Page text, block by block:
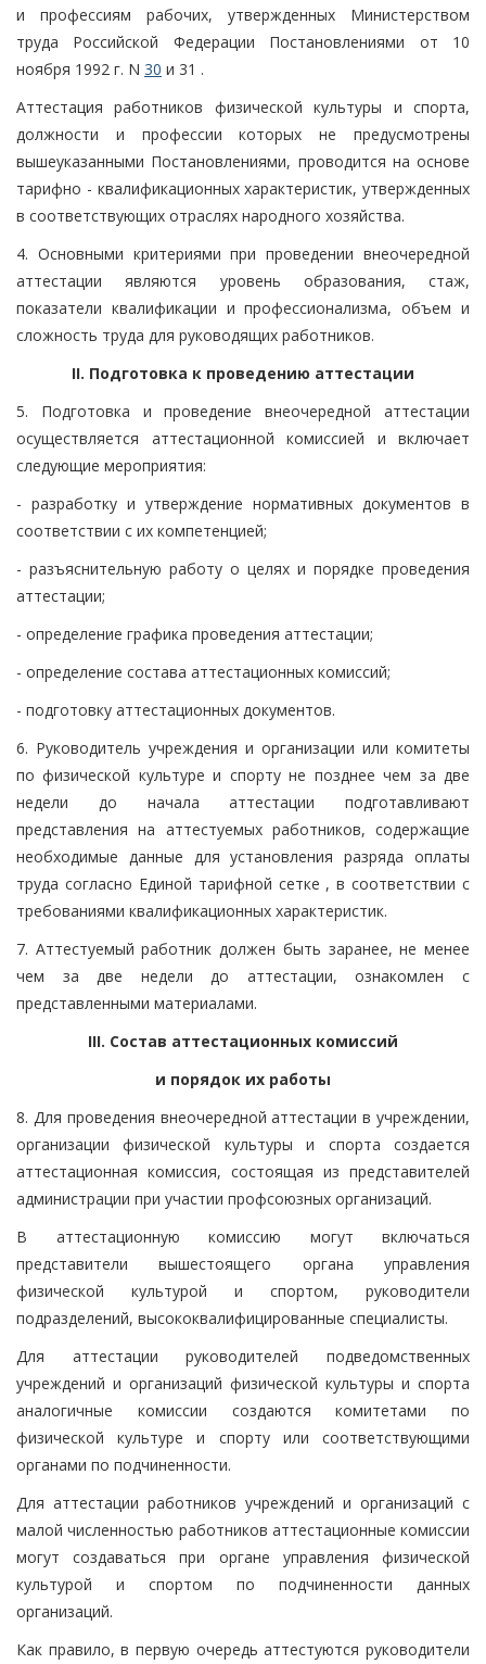
и профессиям рабочих, утвержденных Министерством
труда Российской Федерации Постановлениями от 10
ноября 1992 г. N 30 и 31 .
Аттестация работников физической культуры и спорта,
должности и профессии которых не предусмотрены
вышеуказанными Постановлениями, проводится на основе
тарифно - квалификационных характеристик, утвержденных
в соответствующих отраслях народного хозяйства.
4. Основными критериями при проведении внеочередной
аттестации являются уровень образования, стаж,
показатели квалификации и профессионализма, объем и
сложность труда для руководящих работников.
II. Подготовка к проведению аттестации
5. Подготовка и проведение внеочередной аттестации
осуществляется аттестационной комиссией и включает
следующие мероприятия:
- разработку и утверждение нормативных документов в
соответствии с их компетенцией;
- разъяснительную работу о целях и порядке проведения
аттестации;
- определение графика проведения аттестации;
- определение состава аттестационных комиссий;
- подготовку аттестационных документов.
6. Руководитель учреждения и организации или комитеты
по физической культуре и спорту не позднее чем за две
недели до начала аттестации подготавливают
представления на аттестуемых работников, содержащие
необходимые данные для установления разряда оплаты
труда согласно Единой тарифной сетке , в соответствии с
требованиями квалификационных характеристик.
7. Аттестуемый работник должен быть заранее, не менее
чем за две недели до аттестации, ознакомлен с
представленными материалами.
III. Состав аттестационных комиссий
и порядок их работы
8. Для проведения внеочередной аттестации в учреждении,
организации физической культуры и спорта создается
аттестационная комиссия, состоящая из представителей
администрации при участии профсоюзных организаций.
В аттестационную комиссию могут включаться
представители вышестоящего органа управления
физической культурой и спортом, руководители
подразделений, высококвалифицированные специалисты.
Для аттестации руководителей подведомственных
учреждений и организаций физической культуры и спорта
аналогичные комиссии создаются комитетами по
физической культуре и спорту или соответствующими
органами по подчиненности.
Для аттестации работников учреждений и организаций с
малой численностью работников аттестационные комиссии
могут создаваться при органе управления физической
культурой и спортом по подчиненности данных
организаций.
Как правило, в первую очередь аттестуются руководители